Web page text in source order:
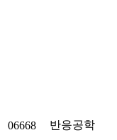
06668 반응공학